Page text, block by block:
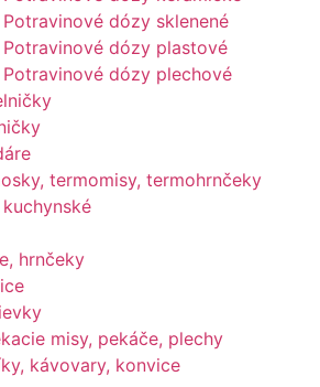
Potravinové dózy sklenené
Potravinové dózy plastové
Potravinové dózy plechové
termomisy, termohrnčeky
hrnčeky
misy, pekáče, plechy
kávovary, konvice